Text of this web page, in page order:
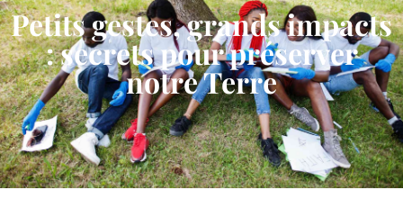
Petits gestes, grands impacts
: secrets pour préserver
notre Terre